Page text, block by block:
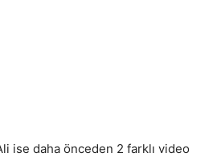
ise daha önceden 2 farklı video